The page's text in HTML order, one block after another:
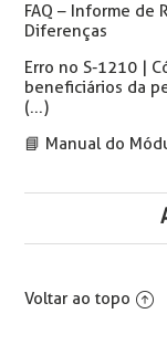
FAQ – Informe de
Diferenças
Erro no S-1210 |
beneficiários da
(...)
📘 Manual do
Alterações no
Voltar ao topo